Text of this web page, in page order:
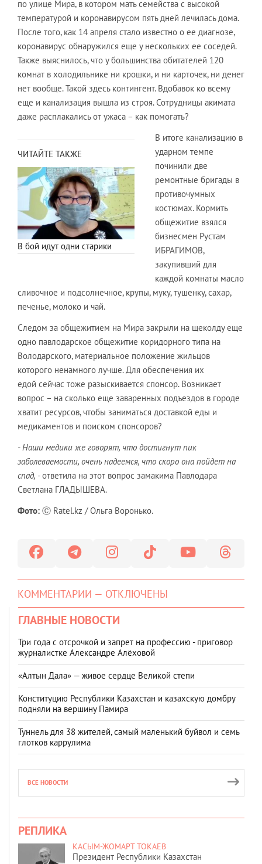
по улице Мира, в котором мать семейства с высокой
температурой и коронавирусом пять дней лечилась дома.
После того, как 14 апреля стало известно о ее диагнозе,
коронавирус обнаружился еще у нескольких ее соседей.
Также выяснилось, что у большинства обитателей 120
комнат в холодильнике ни крошки, и ни карточек, ни денег
нет вообще. Такой здесь контингент. Вдобавок ко всему
еще и канализация вышла из строя. Сотрудницы акимата
даже расплакались от ужаса – как помогать?
ЧИТАЙТЕ ТАКЖЕ
В бой идут одни старики
В итоге канализацию в
ударном темпе
починили две
ремонтные бригады в
противочумных
костюмах. Кормить
общежитие взялся
бизнесмен Рустам
ИБРАГИМОВ,
закупивший для
каждой комнаты масло
сливочное и подсолнечное, крупы, муку, тушенку, сахар,
печенье, молоко и чай.
Следом за общежитием на Мира закрыли на щеколду еще
одно павлодарское общежитие коридорного типа на
Володарского, материальное положение жильцов
которого ненамного лучше. Для обеспечения их
едой сейчас тоже разыскивается спонсор. Возникает
вопрос – на сколько еще заваренных подъездов в городе
хватит ресурсов, чтобы заниматься доставкой еды и
медикаментов и поиском спонсоров?
- Наши медики же говорят, что достигнут пик
заболеваемости, очень надеемся, что скоро она пойдет на
спад, -ответила на этот вопрос замакима Павлодара
Светлана ГЛАДЫШЕВА.
Фото: Ⓒ Ratel.kz / Ольга Воронько.
КОММЕНТАРИИ — ОТКЛЮЧЕНЫ
ГЛАВНЫЕ НОВОСТИ
Три года с отсрочкой и запрет на профессию - приговор
журналистке Александре Алёховой
«Алтын Дала» — живое сердце Великой степи
Конституцию Республики Казахстан и казахскую домбру
подняли на вершину Памира
Туннель для 38 жителей, самый маленький буйвол и семь
глотков каррулима
ВСЕ НОВОСТИ
РЕПЛИКА
КАСЫМ-ЖОМАРТ ТОКАЕВ
Президент Республики Казахстан